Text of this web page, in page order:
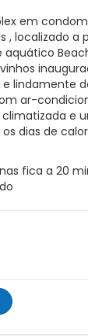
em
, localizado a
lindamente
ar-
climatizada e
dias de
fica a 20